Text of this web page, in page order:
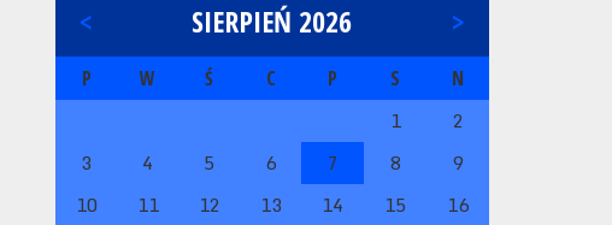
< SIERPIEŃ 2026 >
P W Ś C P S N
1
2
3
4 5 6 7 8
9
10
11 12 13 14 15
16